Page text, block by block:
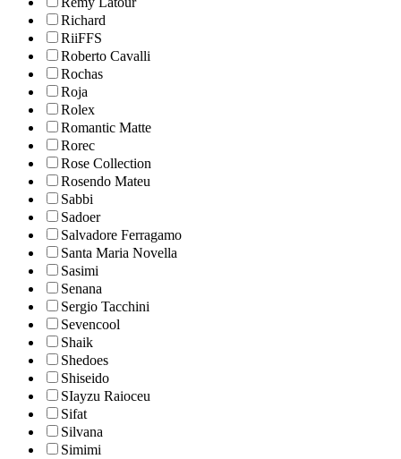
Richard
RiiFFS
Roberto Cavalli
Rochas
Roja
Rolex
Romantic Matte
Rorec
Rose Collection
Rosendo Mateu
Sabbi
Sadoer
Salvadore Ferragamo
Santa Maria Novella
Sasimi
Senana
Sergio Tacchini
Sevencool
Shaik
Shedoes
Shiseido
SIayzu Raioceu
Sifat
Silvana
Simimi